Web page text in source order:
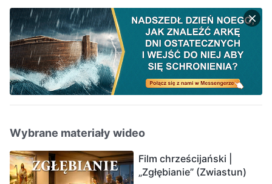
Wybrane materiały wideo
Film chrześcijański |
„Zgłębianie” (Zwiastun)